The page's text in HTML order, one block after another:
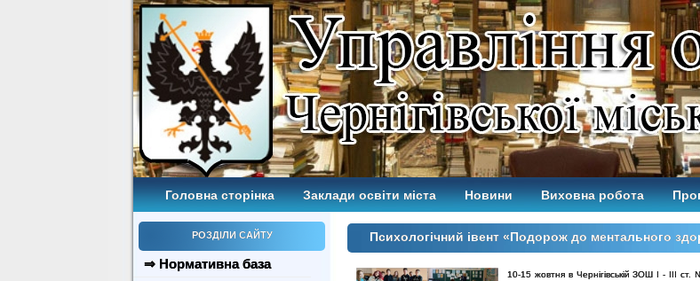
Головна сторінка Заклади освіти міста Новини Виховна робота
РОЗДІЛИ САЙТУ
⇒ Нормативна база
Психологічний івент «Подорож до ментального
10-15 жовтня в Чернігівській ЗОШ І - ІІІ